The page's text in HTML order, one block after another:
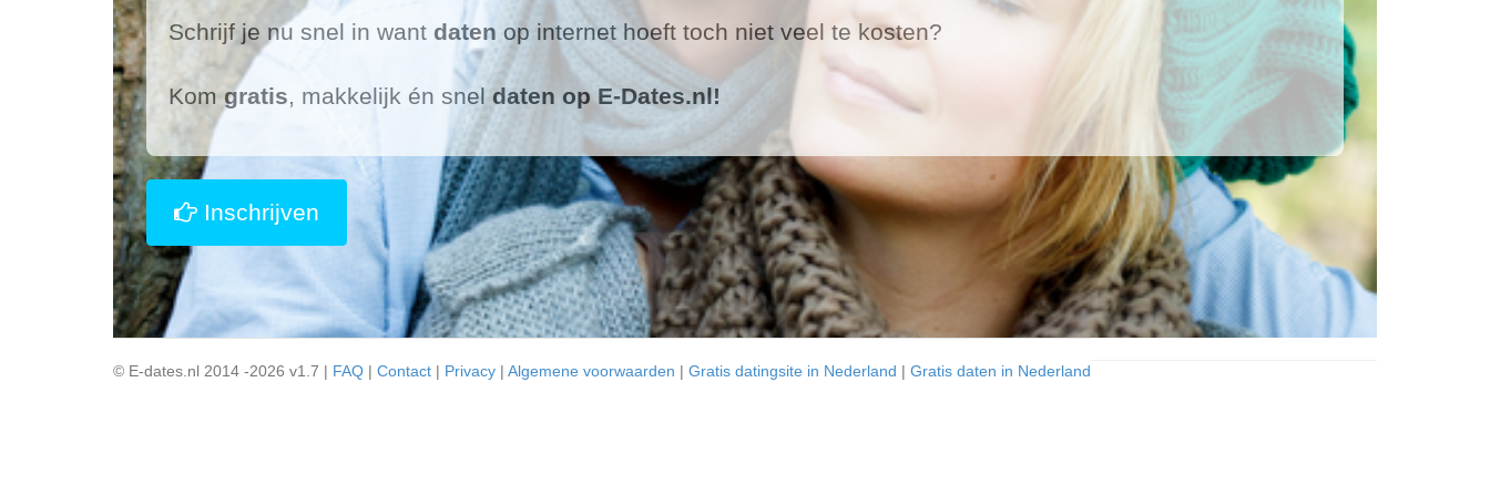
Schrijf je nu snel in want daten op internet hoeft toch niet veel te kosten?
Komgratis, makkelijk én sneldaten op E-Dates.nl!
Inschrijven
© E-dates.nl 2014 -2026 v1.7 | FAQ | Contact | Privacy | Algemene voorwaarden | Gratis datingsite in Nederland | Gratis daten in Nederland